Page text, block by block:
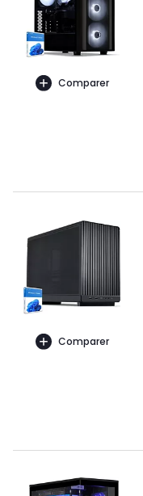
Comparer
Comparer